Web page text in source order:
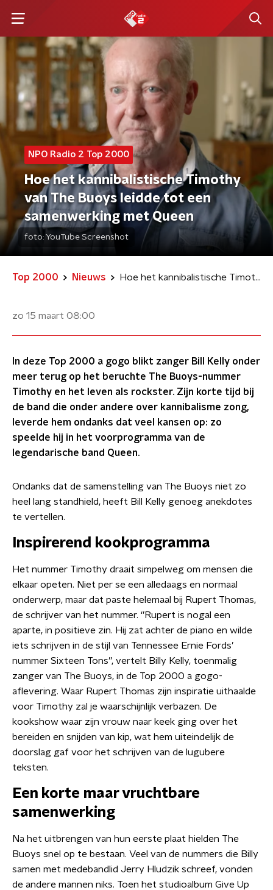
NPO Radio 2 Top 2000
Hoe het kannibalistische Timothy
van The Buoys leidde tot een
samenwerking met Queen
foto: YouTube Screenshot
Top 2000 Nieuws Hoe het kannibalistische Timothy van The Buoys leidde tot een samenwerking met Queen
zo 15 maart 08:00
In deze Top 2000 a gogo blikt zanger Bill Kelly onder
meer terug op het beruchte The Buoys-nummer
Timothy en het leven als rockster. Zijn korte tijd bij
de band die onder andere over kannibalisme zong,
leverde hem ondanks dat veel kansen op: zo
speelde hij in het voorprogramma van de
legendarische band Queen.
Ondanks dat de samenstelling van The Buoys niet zo
heel lang standhield, heeft Bill Kelly genoeg anekdotes
te vertellen.
Inspirerend kookprogramma
Het nummer Timothy draait simpelweg om mensen die
elkaar opeten. Niet per se een alledaags en normaal
onderwerp, maar dat paste helemaal bij Rupert Thomas,
de schrijver van het nummer. ‘’Rupert is nogal een
aparte, in positieve zin. Hij zat achter de piano en wilde
iets schrijven in de stijl van Tennessee Ernie Fords’
nummer Sixteen Tons’’, vertelt Billy Kelly, toenmalig
zanger van The Buoys, in de Top 2000 a gogo-
aflevering. Waar Rupert Thomas zijn inspiratie uithaalde
voor Timothy zal je waarschijnlijk verbazen. De
kookshow waar zijn vrouw naar keek ging over het
bereiden en snijden van kip, wat hem uiteindelijk de
doorslag gaf voor het schrijven van de lugubere
teksten.
Een korte maar vruchtbare
samenwerking
Na het uitbrengen van hun eerste plaat hielden The
Buoys snel op te bestaan. Veel van de nummers die Billy
samen met medebandlid Jerry Hludzik schreef, vonden
de andere mannen niks. Toen het studioalbum Give Up